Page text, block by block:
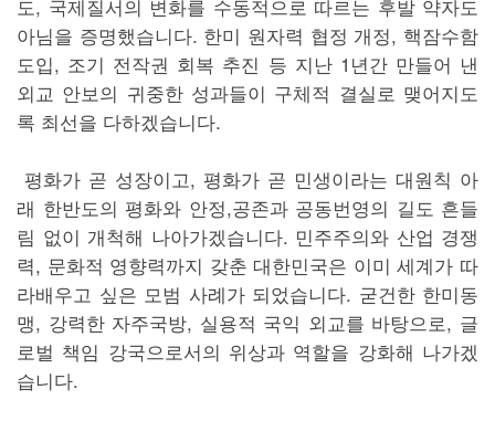
도, 국제질서의 변화를 수동적으로 따르는 후발 약자도
아님을 증명했습니다. 한미 원자력 협정 개정, 핵잠수함
도입, 조기 전작권 회복 추진 등 지난 1년간 만들어 낸
외교 안보의 귀중한 성과들이 구체적 결실로 맺어지도
록 최선을 다하겠습니다.
평화가 곧 성장이고, 평화가 곧 민생이라는 대원칙 아
래 한반도의 평화와 안정,공존과 공동번영의 길도 흔들
림 없이 개척해 나아가겠습니다. 민주주의와 산업 경쟁
력, 문화적 영향력까지 갖춘 대한민국은 이미 세계가 따
라배우고 싶은 모범 사례가 되었습니다. 굳건한 한미동
맹, 강력한 자주국방, 실용적 국익 외교를 바탕으로, 글
로벌 책임 강국으로서의 위상과 역할을 강화해 나가겠
습니다.